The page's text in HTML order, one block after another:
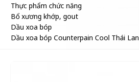
Thực phẩm chức năng
Bổ xương khớp, gout
Dầu xoa bóp
Dầu xoa bóp Counterpain Cool Thái Lan